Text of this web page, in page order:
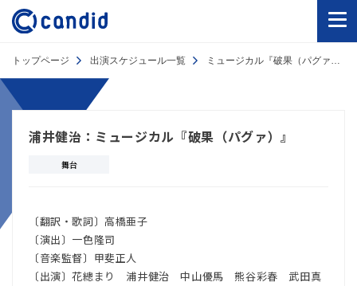
トップページ 出演スケジュール一覧 ミュージカル『破果（パグァ）』
浦井健治：ミュージカル『破果（パグァ）』
舞台
〔翻訳・歌詞〕高橋亜子
〔演出〕一色隆司
〔音楽監督〕甲斐正人
〔出演〕花總まり 浦井健治 中山優馬 熊谷彩春 武田真